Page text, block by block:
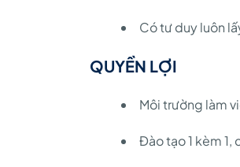
Có tư duy luôn
QUYỀN LỢI
Môi trường làm
Đào tạo 1 kèm 1,